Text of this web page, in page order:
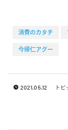
消費のカタチ
今帰仁アグー
2021.05.12 トピ